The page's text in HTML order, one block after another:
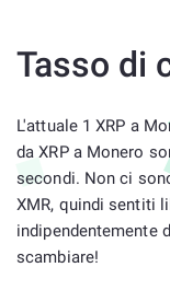
Tasso di
L'attuale 1 XRP a
da XRP a Monero
secondi. Non ci
XMR, quindi sentiti
indipendentemente
scambiare!